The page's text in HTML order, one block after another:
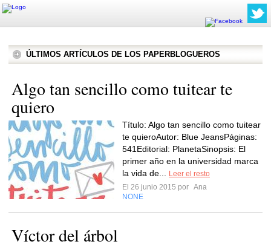
ÚLTIMOS ARTÍCULOS DE LOS PAPERBLOGUEROS
Algo tan sencillo como tuitear te
quiero
Título: Algo tan sencillo como tuitear
te quieroAutor: Blue JeansPáginas:
541Editorial: PlanetaSinopsis: El
primer año en la universidad marca
la vida de...
Leer el resto
El 26 junio 2015 por Ana
NONE
Víctor del árbol